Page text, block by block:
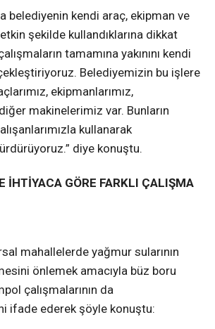
belediyenin kendi araç, ekipman ve
şekilde kullandıklarına dikkat
tamamına yakınını kendi
Belediyemizin bu işlere
ekipmanlarımız,
makinelerimiz var. Bunların
kullanarak
diye konuştu.
İHTİYACA GÖRE FARKLI ÇALIŞMA
mahallelerde yağmur sularının
önlemek amacıyla büz boru
çalışmalarının da
ifade ederek şöyle konuştu: